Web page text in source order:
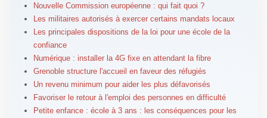
Nouvelle Commission européenne : qui fait quoi ?
Les militaires autorisés à exercer certains mandats locaux
Les principales dispositions de la loi pour une école de la
confiance
Numérique : installer la 4G fixe en attendant la fibre
Grenoble structure l'accueil en faveur des réfugiés
Un revenu minimum pour aider les plus défavorisés
Favoriser le retour à l'emploi des personnes en difficulté
Petite enfance : école à 3 ans : les conséquences pour les